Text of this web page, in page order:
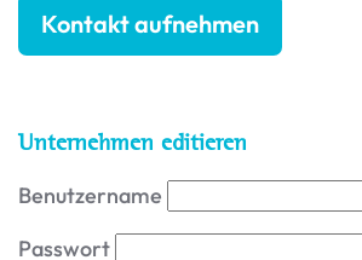
Kontakt aufnehmen
Unternehmen editieren
Benutzername
Passwort